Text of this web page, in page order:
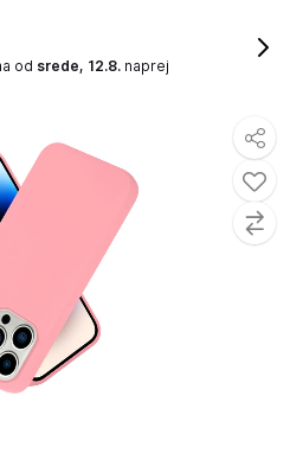
od srede, 12.8. naprej